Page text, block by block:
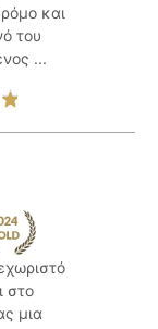
και
του
...
στο
μια